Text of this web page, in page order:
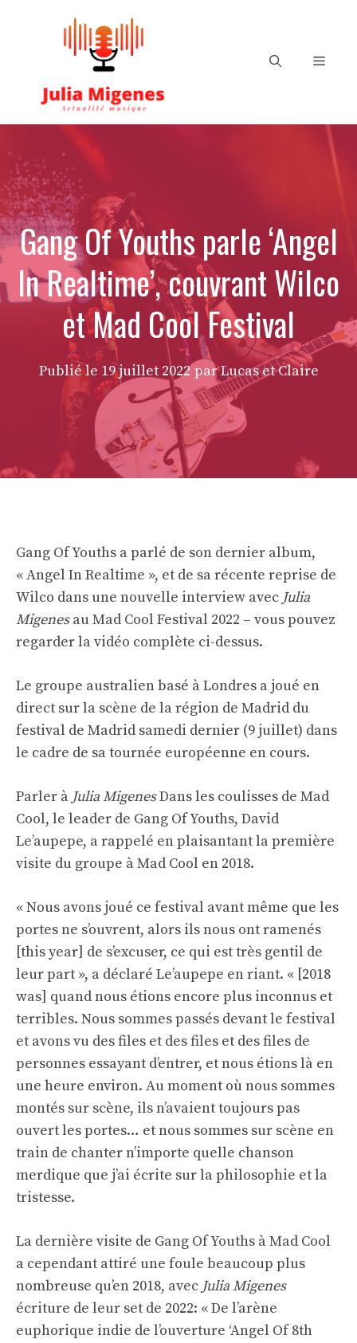
Menu
Gang Of Youths parle ‘Angel
In Realtime’, couvrant Wilco
et Mad Cool Festival
Publié le 19 juillet 2022 par Lucas et Claire
Gang Of Youths a parlé de son dernier album,
« Angel In Realtime », et de sa récente reprise de
Wilco dans une nouvelle interview avec Julia
Migenesau Mad Cool Festival 2022 – vous pouvez
regarder la vidéo complète ci-dessus.
Le groupe australien basé à Londres a joué en
direct sur la scène de la région de Madrid du
festival de Madrid samedi dernier (9 juillet) dans
le cadre de sa tournée européenne en cours.
Parler à Julia MigenesDans les coulisses de Mad
Cool, le leader de Gang Of Youths, David
Le’aupepe, a rappelé en plaisantant la première
visite du groupe à Mad Cool en 2018.
« Nous avons joué ce festival avant même que les
portes ne s’ouvrent, alors ils nous ont ramenés
[this year] de s’excuser, ce qui est très gentil de
leur part », a déclaré Le’aupepe en riant. « [2018
was] quand nous étions encore plus inconnus et
terribles. Nous sommes passés devant le festival
et avons vu des files et des files et des files de
personnes essayant d’entrer, et nous étions là en
une heure environ. Au moment où nous sommes
montés sur scène, ils n’avaient toujours pas
ouvert les portes… et nous sommes sur scène en
train de chanter n’importe quelle chanson
merdique que j’ai écrite sur la philosophie et la
tristesse.
La dernière visite de Gang Of Youths à Mad Cool
a cependant attiré une foule beaucoup plus
nombreuse qu’en 2018, avec Julia Migenes
écriture de leur set de 2022: « De l’arène
euphorique indie de l’ouverture ‘Angel Of 8th